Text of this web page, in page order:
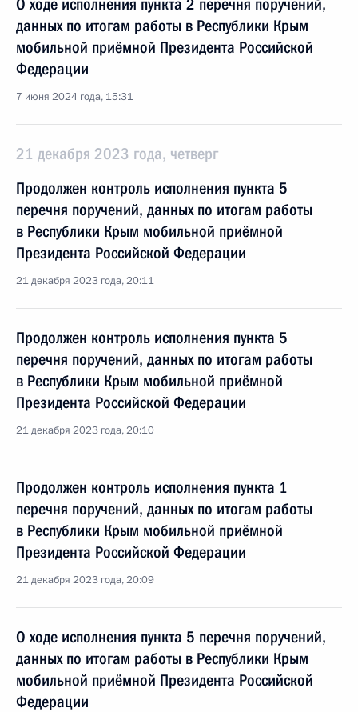
О ходе исполнения пункта 2 перечня поручений,
данных по итогам работы в Республики Крым
мобильной приёмной Президента Российской
Федерации
7 июня 2024 года, 15:31
21 декабря 2023 года, четверг
Продолжен контроль исполнения пункта 5
перечня поручений, данных по итогам работы
в Республики Крым мобильной приёмной
Президента Российской Федерации
21 декабря 2023 года, 20:11
Продолжен контроль исполнения пункта 5
перечня поручений, данных по итогам работы
в Республики Крым мобильной приёмной
Президента Российской Федерации
21 декабря 2023 года, 20:10
Продолжен контроль исполнения пункта 1
перечня поручений, данных по итогам работы
в Республики Крым мобильной приёмной
Президента Российской Федерации
21 декабря 2023 года, 20:09
О ходе исполнения пункта 5 перечня поручений,
данных по итогам работы в Республики Крым
мобильной приёмной Президента Российской
Федерации